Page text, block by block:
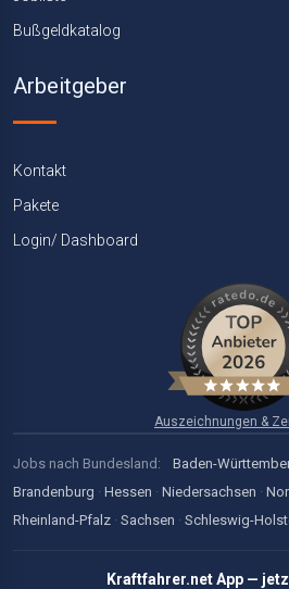
Bußgeldkatalog
Arbeitgeber
Kontakt
Pakete
Login/ Dashboard
Auszeichnungen &
Jobs nach Bundesland: Baden-
Brandenburg · Hessen · Niedersachsen ·
Rheinland-Pfalz · Sachsen · Schleswig-
Kraftfahrer.net App —